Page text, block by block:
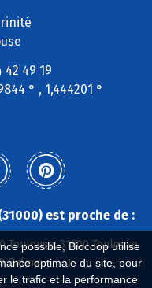
possible, Biocoop utilise
optimale du site, pour
le trafic et la performance
42 49 19
° , 1,444201 °
est proche de :
Toulouse, 31300 Toulouse,
Balma